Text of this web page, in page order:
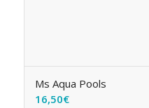
Ms Aqua Pools
16,50€